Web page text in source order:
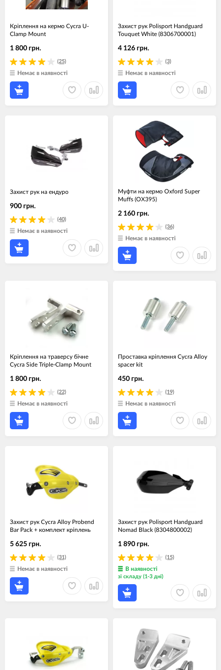
Кріплення на кермо Cycra U-
Clamp Mount
(25)
1 800 грн.
Немає в наявності
Захист рук Polisport Handguard
Touquet White (8306700001)
(3)
4 126 грн.
Немає в наявності
Захист рук на ендуро
(40)
900 грн.
Немає в наявності
Муфти на кермо Oxford Super
Muffs (OX395)
(36)
2 160 грн.
Немає в наявності
Кріплення на траверсу бічне
Cycra Side Triple-Clamp Mount
(22)
1 800 грн.
Немає в наявності
Проставка кріплення Cycra Alloy
spacer kit
(19)
450 грн.
Немає в наявності
Захист рук Cycra Alloy Probend
Bar Pack + комплект кріплень
(31)
5 625 грн.
Немає в наявності
Захист рук Polisport Handguard
Nomad Black (8304800002)
(15)
1 890 грн.
В наявності
зі складу (1-3 дні)